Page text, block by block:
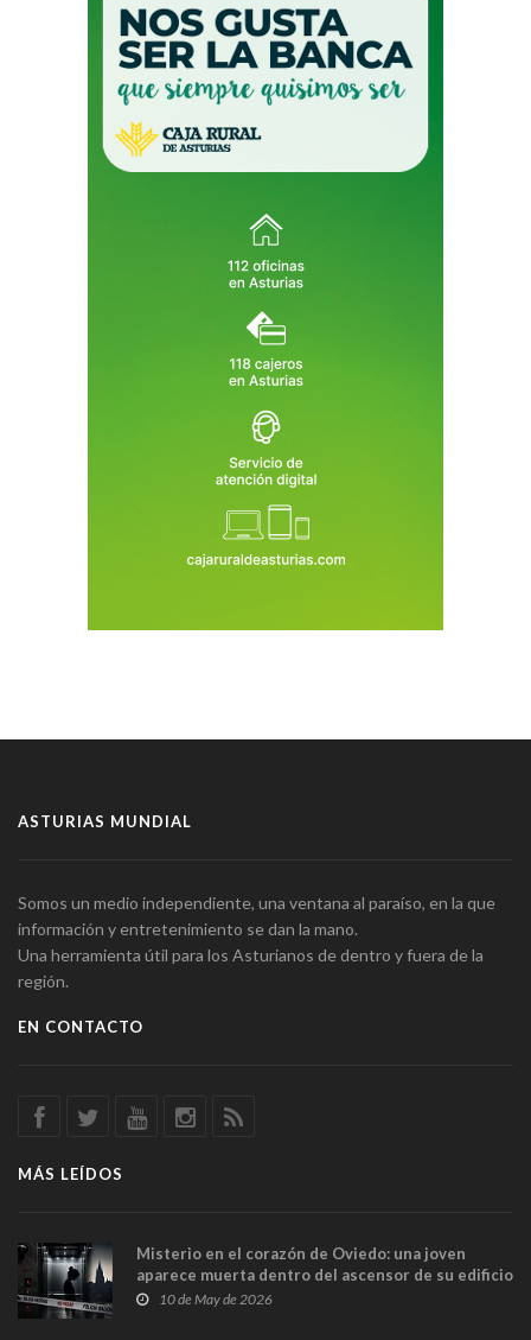
ASTURIAS MUNDIAL
Somos un medio independiente, una ventana al paraíso, en la que
información y entretenimiento se dan la mano.
Una herramienta útil para los Asturianos de dentro y fuera de la
región.
EN CONTACTO
MÁS LEÍDOS
Misterio en el corazón de Oviedo: una joven
aparece muerta dentro del ascensor de su edificio
y las cámaras captan sus últimos minutos
10 de May de 2026